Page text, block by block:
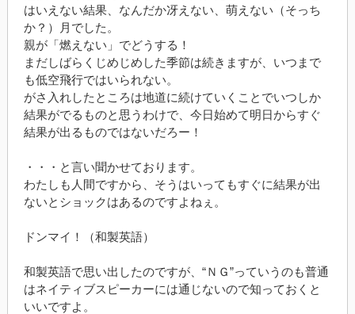
はいえない結果、なんだか冴えない、萌えない（そっち
か？）月でした。
親が「燃えない」でどうする！
まだしばらくじめじめした季節は続きますが、いつまで
も低空飛行ではいられない。
がさ入れしたところは地道に続けていくことでいつしか
結果がでるものと思うわけで、今日始めて明日からすぐ
結果が出るものではないだろー！
・・・と言い聞かせております。
わたしも人間ですから、そうはいってもすぐに結果が出
ないとショックはあるのですよねぇ。
ドンマイ！（和製英語）
和製英語で思い出したのですが、“ＮＧ”っていうのも普通
はネイティブスピーカーには通じないので知っておくと
いいですよ。